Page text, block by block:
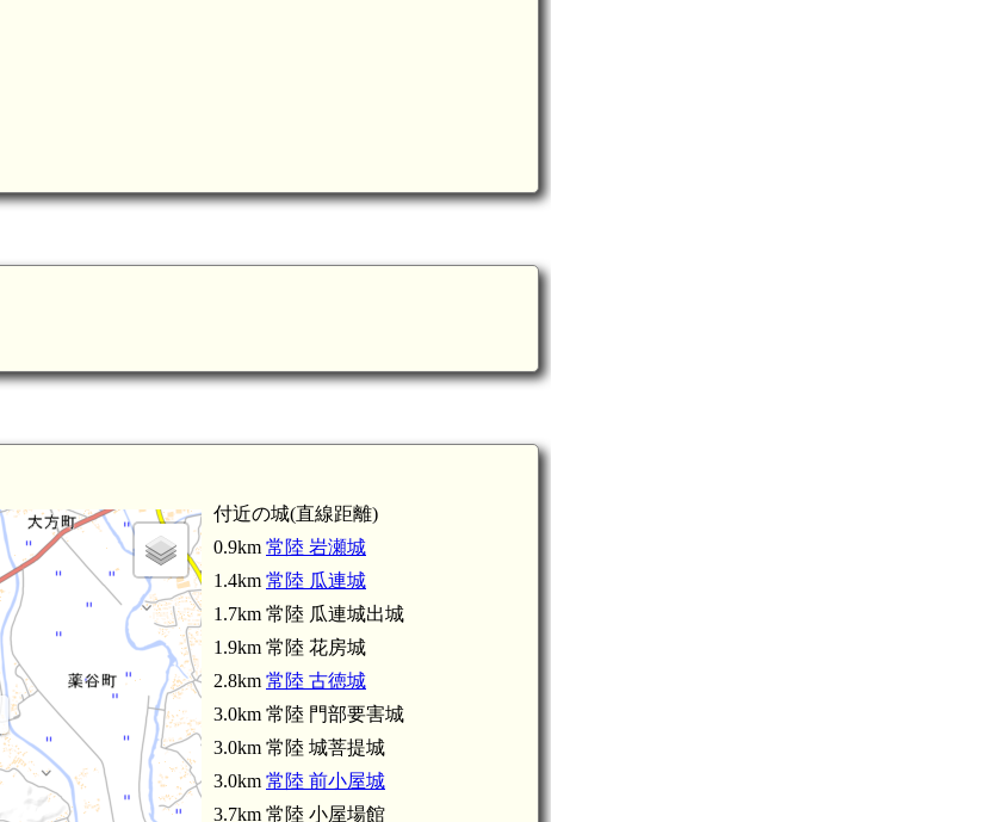
常陸 久米城(4.7km)
付近の城(直線距離)
0.9km 常陸 岩瀬城
1.4km 常陸 瓜連城
1.7km 常陸 瓜連城出城
1.9km 常陸 花房城
2.8km 常陸 古徳城
3.0km 常陸 門部要害城
3.0km 常陸 城菩提城
3.0km 常陸 前小屋城
3.7km 常陸 小屋場館